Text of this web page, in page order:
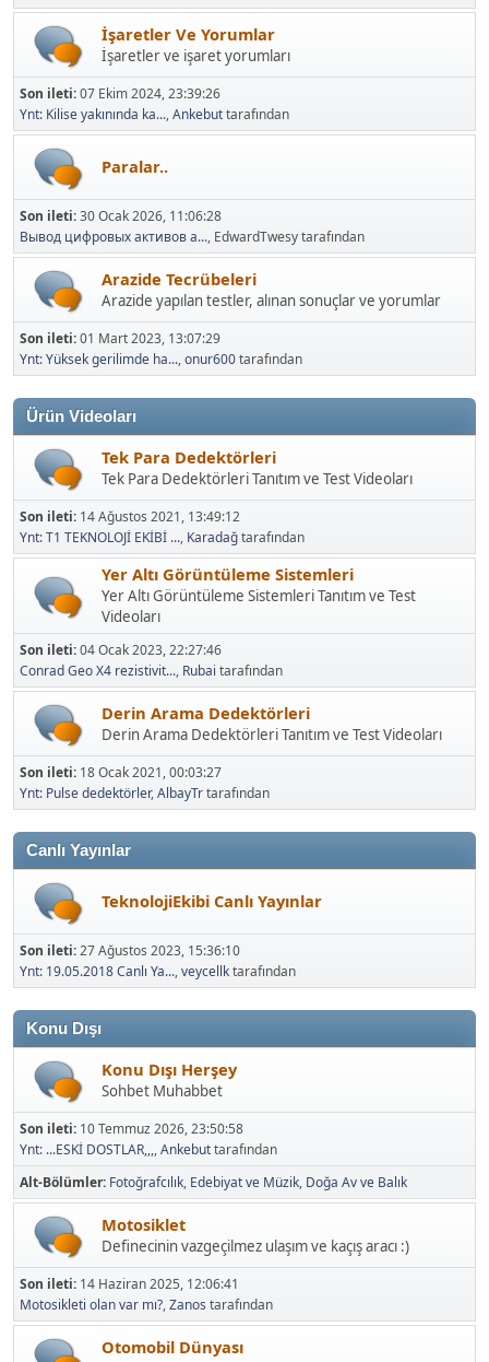
İşaretler Ve Yorumlar
İşaretler ve işaret yorumları
Son ileti:07 Ekim 2024, 23:39:26
Ynt: Kilise yakınında ka...,Ankebuttarafından
Paralar..
Son ileti:30 Ocak 2026, 11:06:28
Вывод цифровых активов а..., EdwardTwesy tarafından
Arazide Tecrübeleri
Arazide yapılan testler, alınan sonuçlar ve yorumlar
Son ileti:01 Mart 2023, 13:07:29
Ynt: Yüksek gerilimde ha...,onur600tarafından
Ürün Videoları
Tek Para Dedektörleri
Tek Para Dedektörleri Tanıtım ve Test Videoları
Son ileti: 14 Ağustos 2021, 13:49:12
Ynt: T1 TEKNOLOJİ EKİBİ ..., Karadağtarafından
Yer Altı Görüntüleme Sistemleri
Yer Altı Görüntüleme Sistemleri Tanıtım ve Test
Videoları
Son ileti:04 Ocak 2023, 22:27:46
Conrad Geo X4 rezistivit..., Rubai tarafından
Derin Arama Dedektörleri
Derin Arama Dedektörleri Tanıtım ve Test Videoları
Son ileti: 18 Ocak 2021, 00:03:27
Ynt: Pulse dedektörler,AlbayTrtarafından
Canlı Yayınlar
TeknolojiEkibi Canlı Yayınlar
Son ileti:27 Ağustos 2023, 15:36:10
Ynt: 19.05.2018 Canlı Ya...,veycellktarafından
Konu Dışı
Konu Dışı Herşey
Sohbet Muhabbet
Son ileti: 10 Temmuz 2026, 23:50:58
Ynt: ...ESKİ DOSTLAR,,,,Ankebuttarafından
Alt-Bölümler Fotoğrafcılık Edebiyat ve Müzik Doğa Av ve Balık
Motosiklet
Definecinin vazgeçilmez ulaşım ve kaçış aracı :)
Son ileti: 14 Haziran 2025, 12:06:41
Motosikleti olan var mı?,Zanos tarafından
Otomobil Dünyası